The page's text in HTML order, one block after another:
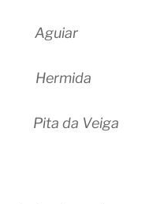
Veiga